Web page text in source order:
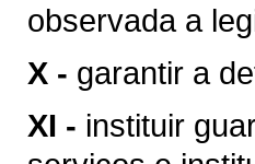
observada a
X - garantir a
XI - instituir